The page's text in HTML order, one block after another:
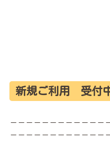
新規ご利用 受付
－－－－－－－－－－－－
－－－－－－－－－－－－